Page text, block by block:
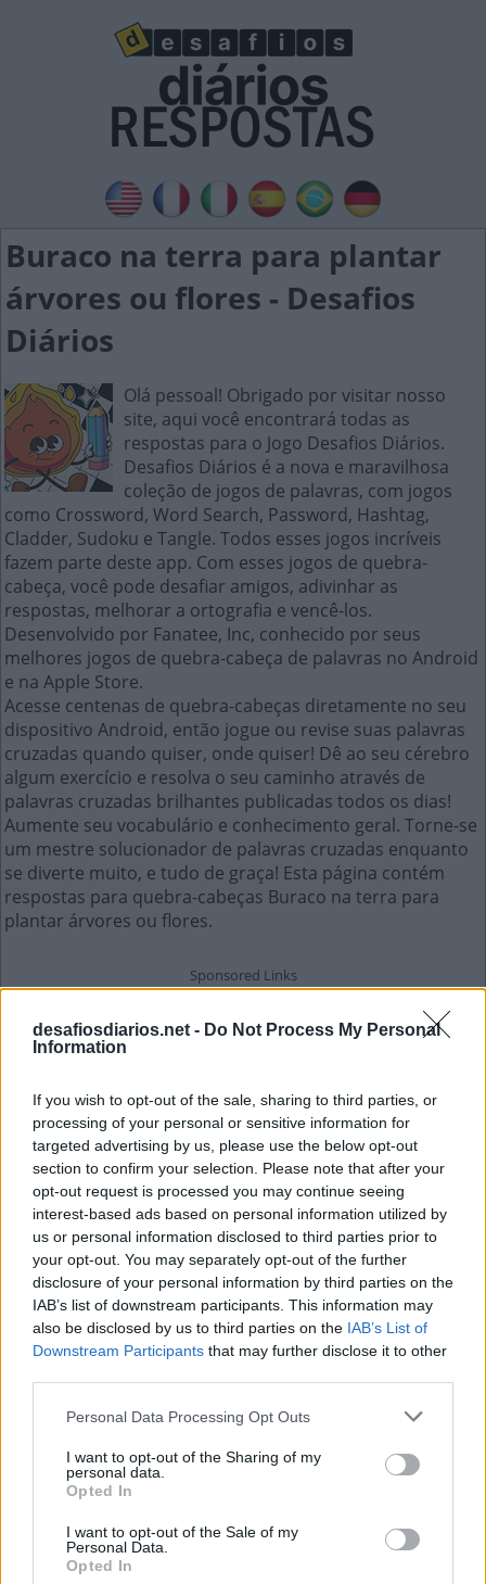
desafiosdiarios.net - Do Not Process My Personal
Information
If you wish to opt-out of the sale, sharing to third parties, or
processing of your personal or sensitive information for
targeted advertising by us, please use the below opt-out
section to confirm your selection. Please note that after your
opt-out request is processed you may continue seeing
interest-based ads based on personal information utilized by
us or personal information disclosed to third parties prior to
your opt-out. You may separately opt-out of the further
disclosure of your personal information by third parties on the
IAB’s list of downstream participants. This information may
also be disclosed by us to third parties on the IAB’s List of
Downstream Participants that may further disclose it to other
Personal Data Processing Opt Outs
I want to opt-out of the Sharing of my
personal data.
Opted In
I want to opt-out of the Sale of my
Personal Data.
Opted In
Buraco na terra para plantar
árvores ou flores - Desafios
Diários
Olá pessoal! Obrigado por visitar nosso
site, aqui você encontrará todas as
respostas para o Jogo Desafios Diários.
Desafios Diários é a nova e maravilhosa
coleção de jogos de palavras, com jogos
como Crossword, Word Search, Password, Hashtag,
Cladder, Sudoku e Tangle. Todos esses jogos incríveis
fazem parte deste app. Com esses jogos de quebra-
cabeça, você pode desafiar amigos, adivinhar as
respostas, melhorar a ortografia e vencê-los.
Desenvolvido por Fanatee, Inc, conhecido por seus
melhores jogos de quebra-cabeça de palavras no Android
e na Apple Store.
Acesse centenas de quebra-cabeças diretamente no seu
dispositivo Android, então jogue ou revise suas palavras
cruzadas quando quiser, onde quiser! Dê ao seu cérebro
algum exercício e resolva o seu caminho através de
palavras cruzadas brilhantes publicadas todos os dias!
Aumente seu vocabulário e conhecimento geral. Torne-se
um mestre solucionador de palavras cruzadas enquanto
se diverte muito, e tudo de graça! Esta página contém
respostas para quebra-cabeças Buraco na terra para
plantar árvores ou flores.
Buraco na terra para plantar
árvores ou flores